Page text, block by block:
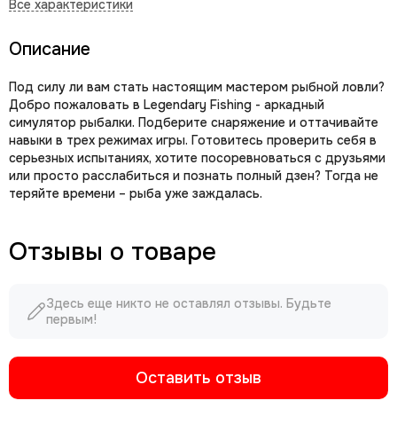
Описание
Под силу ли вам стать настоящим мастером рыбной ловли?
Добро пожаловать в Legendary Fishing - аркадный
симулятор рыбалки. Подберите снаряжение и оттачивайте
навыки в трех режимах игры. Готовитесь проверить себя в
серьезных испытаниях, хотите посоревноваться с друзьями
или просто расслабиться и познать полный дзен? Тогда не
теряйте времени – рыба уже заждалась.
Отзывы о товаре
Здесь еще никто не оставлял отзывы. Будьте
первым!
Оставить отзыв